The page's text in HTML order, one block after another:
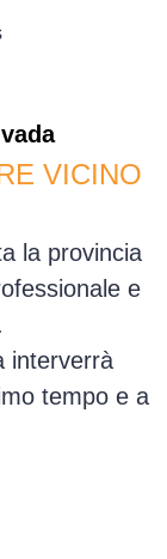
VICINO
la provincia
e
interverrà
tempo e a